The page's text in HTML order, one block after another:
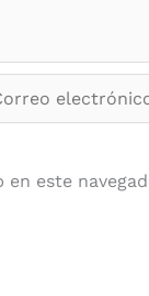
este